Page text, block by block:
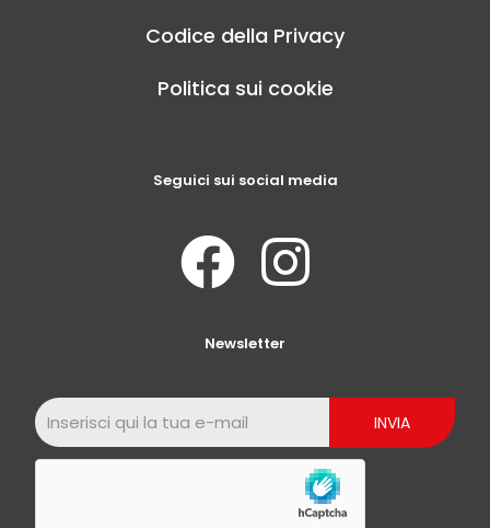
Codice della Privacy
Politica sui cookie
Seguici sui social media
Newsletter